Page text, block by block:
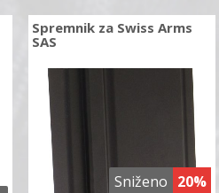
Sniženo 20%
Spremnik za Swiss Arms
SAS